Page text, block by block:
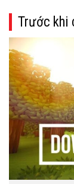
Trước khi